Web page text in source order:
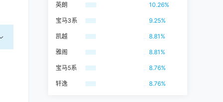
英朗 10.26%
宝马3系 9.25%
凯越 8.81%
雅阁 8.81%
宝马5系 8.76%
轩逸 8.76%